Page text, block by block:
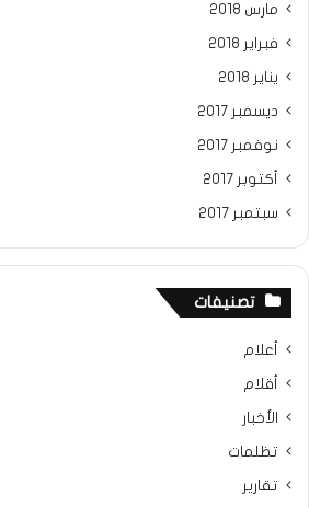
مارس 2018
فبراير 2018
يناير 2018
ديسمبر 2017
نوفمبر 2017
أكتوبر 2017
سبتمبر 2017
تصنيفات
أعلام
أقلام
الأخبار
تظلمات
تقارير